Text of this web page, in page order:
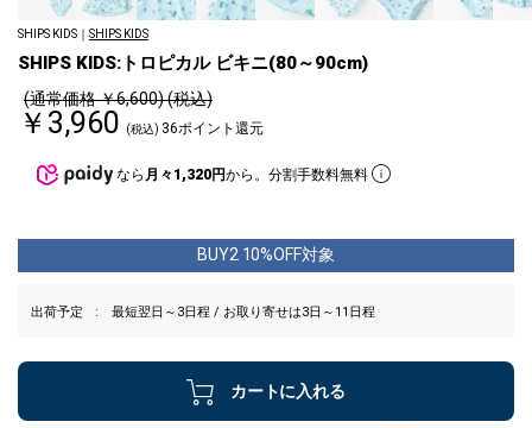
SHIPS KIDS｜ SHIPS KIDS
SHIPS KIDS:トロピカル ビキニ(80～90cm)
(通常価格 ￥6,600) (税込)
￥3,960 (税込) 36ポイント還元
なら 月々1,320円から。分割手数料無料
BUY2 10%OFF対象
出荷予定 最短翌日～3日程 / お取り寄せは3日～11日程
カートに入れる